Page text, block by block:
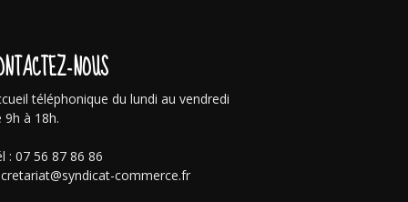
NOUS
téléphonique du lundi au vendredi
9h à 18h.
: 07 56 87 86 86
commerce.fr